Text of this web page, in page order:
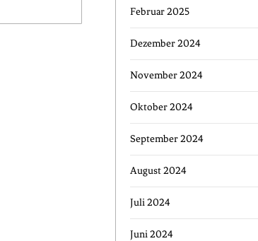
Februar 2025
Dezember 2024
November 2024
Oktober 2024
September 2024
August 2024
Juli 2024
Juni 2024